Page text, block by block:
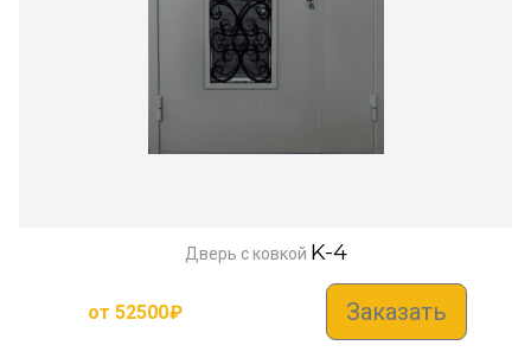
Дверь с ковкой K-4
от 52500₽ Заказать